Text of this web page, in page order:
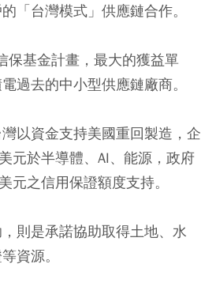
「台灣模式」供應鏈合作。
保基金計畫，最大的獲益單
過去的中小型供應鏈廠商。
以資金支持美國重回製造，企
元於半導體、AI、能源，政府
元之信用保證額度支持。
則是承諾協助取得土地、水
資源。